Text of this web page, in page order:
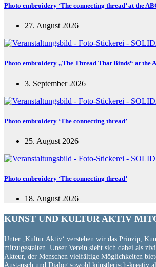
Photo embroidery ‘The connecting thread’ at the
27. August 2026
Photo embroidery „The Thread That Binds“ at the
3. September 2026
Photo embroidery ‘The connecting thread’
25. August 2026
Photo embroidery ‘The connecting thread’
18. August 2026
KUNST UND KULTUR AKTIV
Unter ‚Kultur Aktiv‘ verstehen wir das Prinzip,
mitzugestalten. Unser Verein sieht sich dabei als
Akteur, der Menschen vielfältige Möglichkeiten
Austausch und Dialog sowohl künstlerisch-kreativ